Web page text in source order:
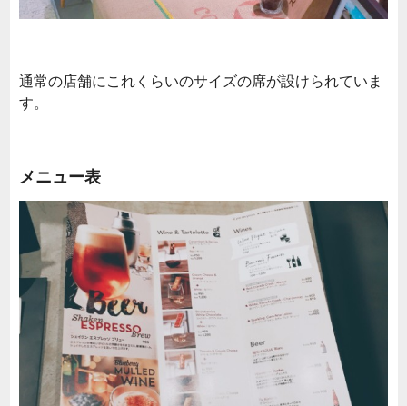
通常の店舗にこれくらいのサイズの席が設けられていま
す。
メニュー表